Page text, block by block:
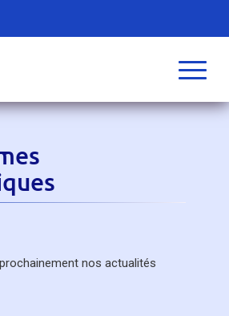
nos actualités